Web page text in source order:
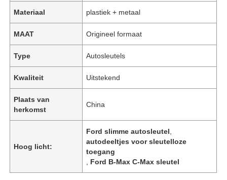
Materiaal plastiek + metaal
MAAT Origineel formaat
Type Autosleutels
Kwaliteit Uitstekend
Plaats van
herkomst
China
Hoog licht:
Ford slimme autosleutel
autodeeltjes voor sleutelloze
toegang
Ford B-Max C-Max sleutel